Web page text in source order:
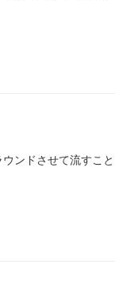
ンドさせて流すこと